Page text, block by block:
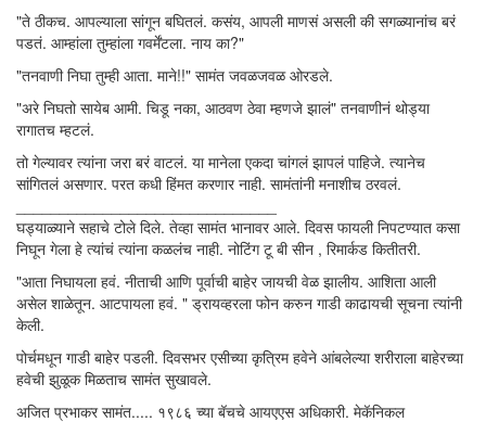
"ते ठीकच. आपल्याला सांगून बघितलं. कसंय, आपली माणसं असली की सगळ्यानांच बरं
पडतं. आम्हांला तुम्हांला गवर्मेंटला. नाय का?"
"तनवाणी निघा तुम्ही आता. माने!!" सामंत जवळजवळ ओरडले.
"अरे निघतो सायेब आमी. चिडू नका, आठवण ठेवा म्हणजे झालं" तनवाणीनं थोड्या
रागातच म्हटलं.
तो गेल्यावर त्यांना जरा बरं वाटलं. या मानेला एकदा चांगलं झापलं पाहिजे. त्यानेच
सांगितलं असणार. परत कधी हिंमत करणार नाही. सामंतांनी मनाशीच ठरवलं.
घड्याळ्याने सहाचे टोले दिले. तेव्हा सामंत भानावर आले. दिवस फायली निपटण्यात कसा
निघून गेला हे त्यांचं त्यांना कळलंच नाही. नोटिंग टू बी सीन , रिमार्कड कितीतरी.
"आता निघायला हवं. नीताची आणि पूर्वाची बाहेर जायची वेळ झालीय. आशिता आली
असेल शाळेतून. आटपायला हवं. " ड्रायव्हरला फोन करुन गाडी काढायची सूचना त्यांनी
केली.
पोर्चमधून गाडी बाहेर पडली. दिवसभर एसीच्या कृत्रिम हवेने आंबलेल्या शरीराला बाहेरच्या
हवेची झुळूक मिळताच सामंत सुखावले.
अजित प्रभाकर सामंत..... १९८६ च्या बॅचचे आयएएस अधिकारी. मेकॅनिकल